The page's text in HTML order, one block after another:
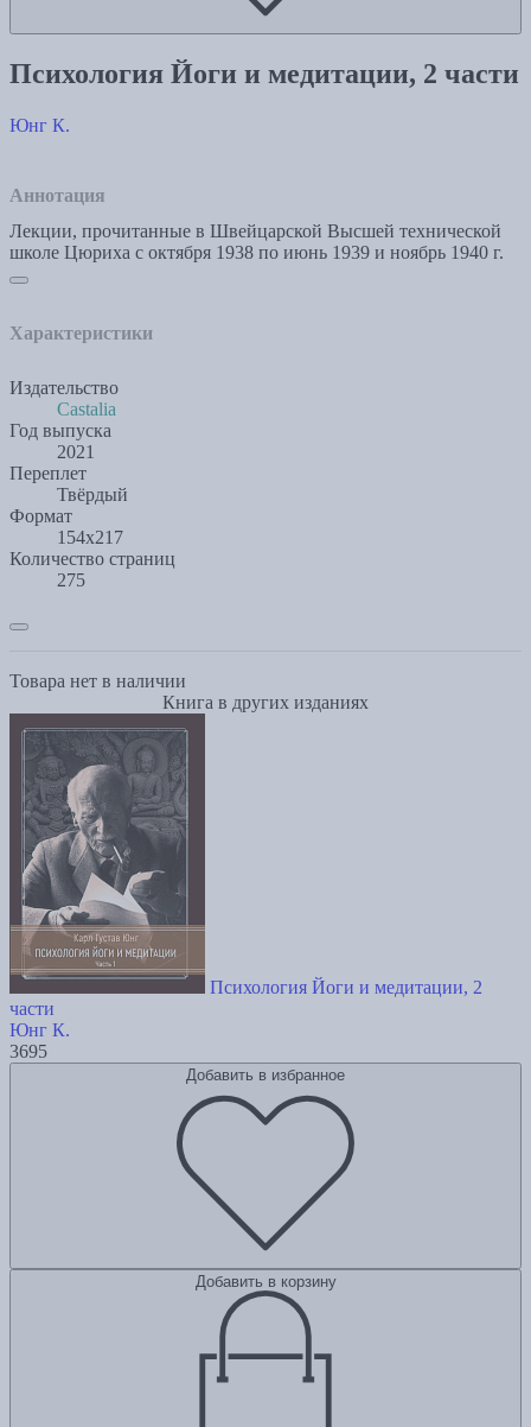
Психология Йоги и медитации, 2 части
Юнг К.
Аннотация
Лекции, прочитанные в Швейцарской Высшей технической
школе Цюриха с октября 1938 по июнь 1939 и ноябрь 1940 г.
Характеристики
Издательство
Castalia
Год выпуска
2021
Переплет
Твёрдый
Формат
154x217
Количество страниц
275
Товара нет в наличии
Книга в других изданиях
Психология Йоги и медитации, 2
части
Юнг К.
3695
Добавить в избранное
Добавить в корзину